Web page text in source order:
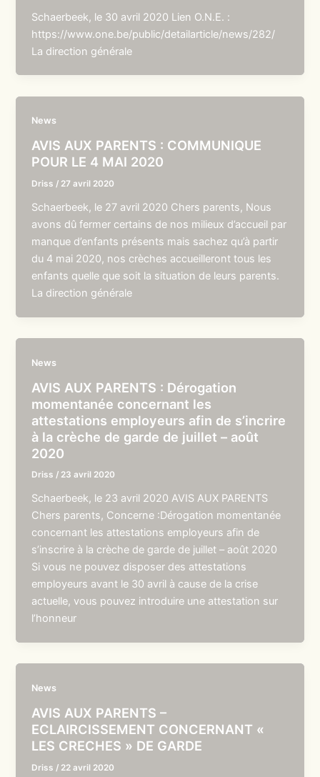
Schaerbeek, le 30 avril 2020 Lien O.N.E. :
https://www.one.be/public/detailarticle/news/282/
La direction générale
News
AVIS AUX PARENTS : COMMUNIQUE
POUR LE 4 MAI 2020
Driss / 27 avril 2020
Schaerbeek, le 27 avril 2020 Chers parents, Nous
avons dû fermer certains de nos milieux d’accueil par
manque d’enfants présents mais sachez qu’à partir
du 4 mai 2020, nos crèches accueilleront tous les
enfants quelle que soit la situation de leurs parents.
La direction générale
News
AVIS AUX PARENTS : Dérogation
momentanée concernant les
attestations employeurs afin de s’incrire
à la crèche de garde de juillet – août
2020
Driss / 23 avril 2020
Schaerbeek, le 23 avril 2020 AVIS AUX PARENTS
Chers parents, Concerne :Dérogation momentanée
concernant les attestations employeurs afin de
s’inscrire à la crèche de garde de juillet – août 2020
Si vous ne pouvez disposer des attestations
employeurs avant le 30 avril à cause de la crise
actuelle, vous pouvez introduire une attestation sur
l’honneur
News
AVIS AUX PARENTS –
ECLAIRCISSEMENT CONCERNANT «
LES CRECHES » DE GARDE
Driss / 22 avril 2020